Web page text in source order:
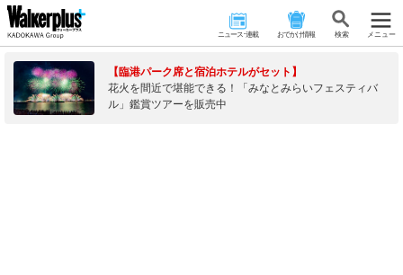
ニュース･連載 おでかけ情報 検 索 メニュー
【臨港パーク席と宿泊ホテルがセット】
花火を間近で堪能できる！「みなとみらいフェスティバ
ル」鑑賞ツアーを販売中